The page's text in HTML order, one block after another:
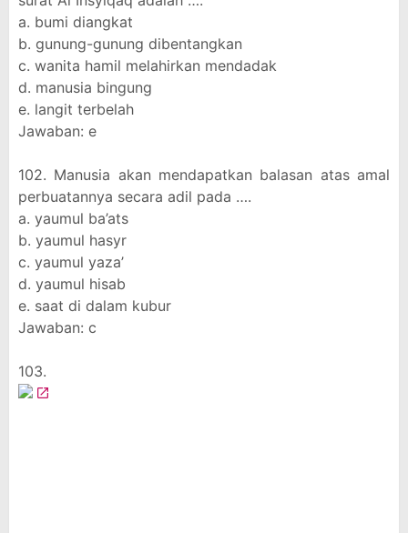
a. bumi diangkat
b. gunung-gunung dibentangkan
c. wanita hamil melahirkan mendadak
d. manusia bingung
e. langit terbelah
Jawaban: e
102. Manusia akan mendapatkan balasan atas amal
perbuatannya secara adil pada ….
a. yaumul ba’ats
b. yaumul hasyr
c. yaumul yaza’
d. yaumul hisab
e. saat di dalam kubur
Jawaban: c
103.